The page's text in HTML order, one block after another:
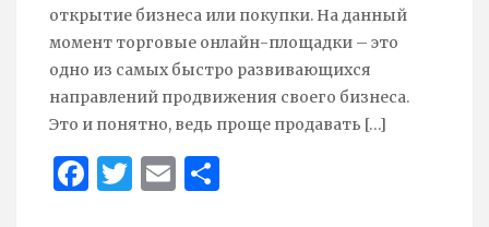
открытие бизнеса или покупки. На данный
момент торговые онлайн-площадки – это
одно из самых быстро развивающихся
направлений продвижения своего бизнеса.
Это и понятно, ведь проще продавать […]
Face
Twit
Ema